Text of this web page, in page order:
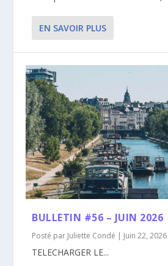
EN SAVOIR PLUS
BULLETIN #56 – JUIN 2026
Posté par Juliette Condé | Juin 22, 2026
TELECHARGER LE...